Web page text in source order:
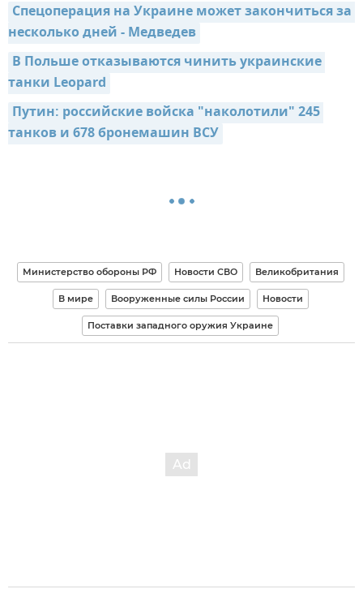
Спецоперация на Украине может закончиться за
несколько дней - Медведев
В Польше отказываются чинить украинские
танки Leopard
Путин: российские войска "наколотили" 245
танков и 678 бронемашин ВСУ
Министерство обороны РФ Новости СВО Великобритания
В мире Вооруженные силы России Новости
Поставки западного оружия Украине